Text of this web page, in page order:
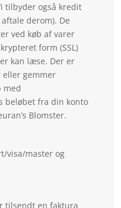
tilbyder også kredit
derom). De
ved køb af varer
form (SSL)
kan læse. Der er
eller gemmer
med
beløbet fra din konto
Blomster.
visa/master og
tilsendt en faktura